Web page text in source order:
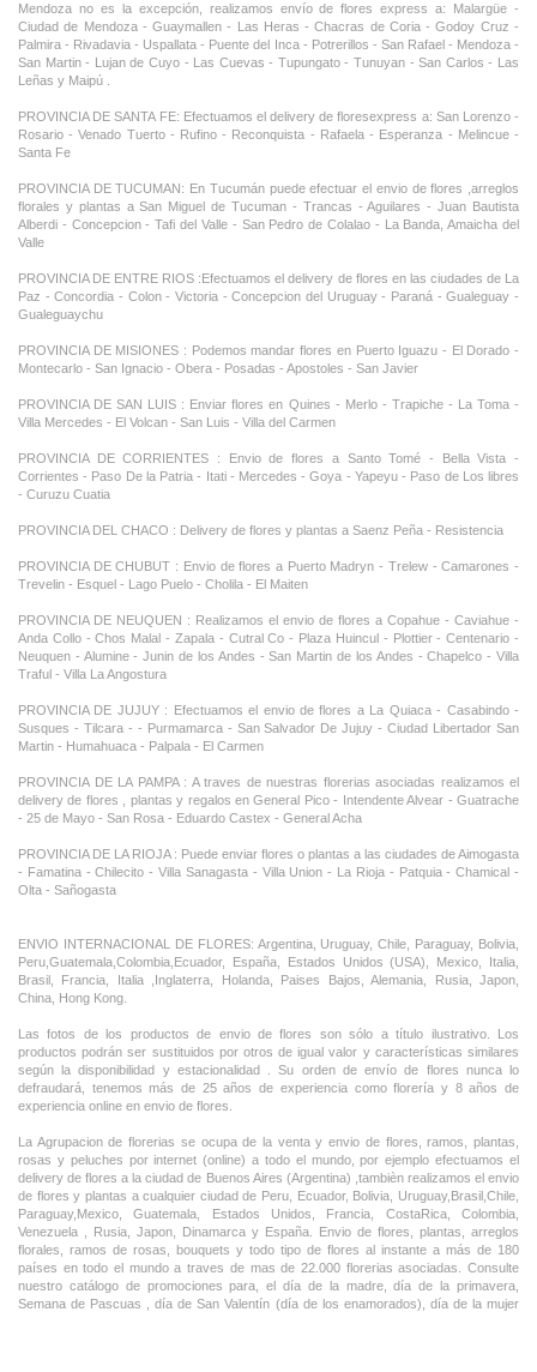
Mendoza no es la excepción, realizamos envío de flores express a: Malargüe -
Ciudad de Mendoza - Guaymallen - Las Heras - Chacras de Coria - Godoy Cruz -
Palmira - Rivadavia - Uspallata - Puente del Inca - Potrerillos - San Rafael - Mendoza -
San Martin - Lujan de Cuyo - Las Cuevas - Tupungato - Tunuyan - San Carlos - Las
Leñas y Maipú .
PROVINCIA DE SANTA FE: Efectuamos el delivery de floresexpress a: San Lorenzo -
Rosario - Venado Tuerto - Rufino - Reconquista - Rafaela - Esperanza - Melincue -
Santa Fe
PROVINCIA DE TUCUMAN: En Tucumán puede efectuar el envio de flores ,arreglos
florales y plantas a San Miguel de Tucuman - Trancas - Aguilares - Juan Bautista
Alberdi - Concepcion - Tafi del Valle - San Pedro de Colalao - La Banda, Amaicha del
Valle
PROVINCIA DE ENTRE RIOS :Efectuamos el delivery de flores en las ciudades de La
Paz - Concordia - Colon - Victoria - Concepcion del Uruguay - Paraná - Gualeguay -
Gualeguaychu
PROVINCIA DE MISIONES : Podemos mandar flores en Puerto Iguazu - El Dorado -
Montecarlo - San Ignacio - Obera - Posadas - Apostoles - San Javier
PROVINCIA DE SAN LUIS : Enviar flores en Quines - Merlo - Trapiche - La Toma -
Villa Mercedes - El Volcan - San Luis - Villa del Carmen
PROVINCIA DE CORRIENTES : Envio de flores a Santo Tomé - Bella Vista -
Corrientes - Paso De la Patria - Itati - Mercedes - Goya - Yapeyu - Paso de Los libres
- Curuzu Cuatia
PROVINCIA DEL CHACO : Delivery de flores y plantas a Saenz Peña - Resistencia
PROVINCIA DE CHUBUT : Envio de flores a Puerto Madryn - Trelew - Camarones -
Trevelin - Esquel - Lago Puelo - Cholila - El Maiten
PROVINCIA DE NEUQUEN : Realizamos el envio de flores a Copahue - Caviahue -
Anda Collo - Chos Malal - Zapala - Cutral Co - Plaza Huincul - Plottier - Centenario -
Neuquen - Alumine - Junin de los Andes - San Martin de los Andes - Chapelco - Villa
Traful - Villa La Angostura
PROVINCIA DE JUJUY : Efectuamos el envio de flores a La Quiaca - Casabindo -
Susques - Tilcara - - Purmamarca - San Salvador De Jujuy - Ciudad Libertador San
Martin - Humahuaca - Palpala - El Carmen
PROVINCIA DE LA PAMPA : A traves de nuestras florerias asociadas realizamos el
delivery de flores , plantas y regalos en General Pico - Intendente Alvear - Guatrache
- 25 de Mayo - San Rosa - Eduardo Castex - General Acha
PROVINCIA DE LA RIOJA : Puede enviar flores o plantas a las ciudades de Aimogasta
- Famatina - Chilecito - Villa Sanagasta - Villa Union - La Rioja - Patquia - Chamical -
Olta - Sañogasta
ENVIO INTERNACIONAL DE FLORES: Argentina, Uruguay, Chile, Paraguay, Bolivia,
Peru,Guatemala,Colombia,Ecuador, España, Estados Unidos (USA), Mexico, Italia,
Brasil, Francia, Italia ,Inglaterra, Holanda, Paises Bajos, Alemania, Rusia, Japon,
China, Hong Kong.
Las fotos de los productos de envio de flores son sólo a título ilustrativo. Los
productos podrán ser sustituidos por otros de igual valor y características similares
según la disponibilidad y estacionalidad . Su orden de envío de flores nunca lo
defraudará, tenemos más de 25 años de experiencia como florería y 8 años de
experiencia online en envio de flores.
La Agrupacion de florerias se ocupa de la venta y envio de flores, ramos, plantas,
rosas y peluches por internet (online) a todo el mundo, por ejemplo efectuamos el
delivery de flores a la ciudad de Buenos Aires (Argentina) ,tambièn realizamos el envio
de flores y plantas a cualquier ciudad de Peru, Ecuador, Bolivia, Uruguay,Brasil,Chile,
Paraguay,Mexico, Guatemala, Estados Unidos, Francia, CostaRica, Colombia,
Venezuela , Rusia, Japon, Dinamarca y España. Envio de flores, plantas, arreglos
florales, ramos de rosas, bouquets y todo tipo de flores al instante a más de 180
países en todo el mundo a traves de mas de 22.000 florerias asociadas. Consulte
nuestro catálogo de promociones para, el día de la madre, día de la primavera,
Semana de Pascuas , día de San Valentín (día de los enamorados), día de la mujer